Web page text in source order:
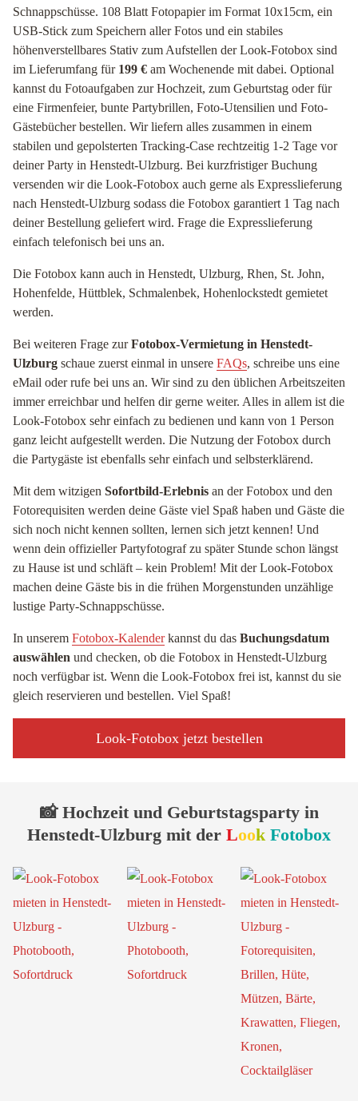
Schnappschüsse. 108 Blatt Fotopapier im Format 10x15cm, ein
USB-Stick zum Speichern aller Fotos und ein stabiles
höhenverstellbares Stativ zum Aufstellen der Look-Fotobox sind
im Lieferumfang für 199 € am Wochenende mit dabei. Optional
kannst du Fotoaufgaben zur Hochzeit, zum Geburtstag oder für
eine Firmenfeier, bunte Partybrillen, Foto-Utensilien und Foto-
Gästebücher bestellen. Wir liefern alles zusammen in einem
stabilen und gepolsterten Tracking-Case rechtzeitig 1-2 Tage vor
deiner Party in Henstedt-Ulzburg. Bei kurzfristiger Buchung
versenden wir die Look-Fotobox auch gerne als Expresslieferung
nach Henstedt-Ulzburg sodass die Fotobox garantiert 1 Tag nach
deiner Bestellung geliefert wird. Frage die Expresslieferung
einfach telefonisch bei uns an.
Die Fotobox kann auch in Henstedt, Ulzburg, Rhen, St. John,
Hohenfelde, Hüttblek, Schmalenbek, Hohenlockstedt gemietet
werden.
Bei weiteren Frage zurFotobox-Vermietung in Henstedt-
Ulzburg schaue zuerst einmal in unsere FAQs, schreibe uns eine
eMail oder rufe bei uns an. Wir sind zu den üblichen Arbeitszeiten
immer erreichbar und helfen dir gerne weiter. Alles in allem ist die
Look-Fotobox sehr einfach zu bedienen und kann von 1 Person
ganz leicht aufgestellt werden. Die Nutzung der Fotobox durch
die Partygäste ist ebenfalls sehr einfach und selbsterklärend.
Mit dem witzigen Sofortbild-Erlebnis an der Fotobox und den
Fotorequisiten werden deine Gäste viel Spaß haben und Gäste die
sich noch nicht kennen sollten, lernen sich jetzt kennen! Und
wenn dein offizieller Partyfotograf zu später Stunde schon längst
zu Hause ist und schläft – kein Problem! Mit der Look-Fotobox
machen deine Gäste bis in die frühen Morgenstunden unzählige
lustige Party-Schnappschüsse.
In unserem Fotobox-Kalenderkannst du das Buchungsdatum
auswählen und checken, ob die Fotobox in Henstedt-Ulzburg
noch verfügbar ist. Wenn die Look-Fotobox frei ist, kannst du sie
gleich reservieren und bestellen. Viel Spaß!
Look-Fotobox jetzt bestellen
📸 Hochzeit und Geburtstagsparty in
Henstedt-Ulzburg mit der Look Fotobox